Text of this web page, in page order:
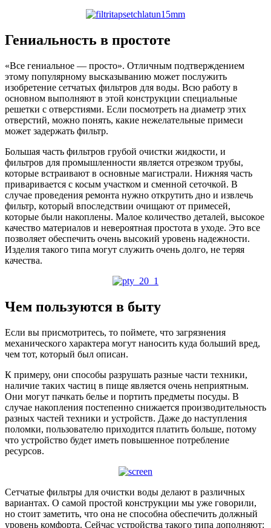
Гениальность в простоте
«Все гениальное — просто». Отличным подтверждением
этому популярному высказыванию может послужить
изобретение сетчатых фильтров для воды. Всю работу в
основном выполняют в этой конструкции специальные
решетки с отверстиями. Если посмотреть на диаметр этих
отверстий, можно понять, какие нежелательные примеси
может задержать фильтр.
Большая часть фильтров грубой очистки жидкости, и
фильтров для промышленности является отрезком трубы,
которые встраивают в основные магистрали. Нижняя часть
приваривается с косым участком и сменной сеточкой. В
случае проведения ремонта нужно открутить дно и извлечь
фильтр, который впоследствии очищают от примесей,
которые были накоплены. Малое количество деталей, высокое
качество материалов и невероятная простота в уходе. Это все
позволяет обеспечить очень высокий уровень надежности.
Изделия такого типа могут служить очень долго, не теряя
качества.
Чем пользуются в быту
Если вы присмотритесь, то поймете, что загрязнения
механического характера могут наносить куда больший вред,
чем тот, который был описан.
К примеру, они способы разрушать разные части техники,
наличие таких частиц в пище является очень неприятным.
Они могут пачкать белье и портить предметы посуды. В
случае накопления постепенно снижается производительность
разных частей техники и устройств. Даже до наступления
поломки, пользователю приходится платить больше, потому
что устройство будет иметь повышенное потребление
ресурсов.
Сетчатые фильтры для очистки воды делают в различных
вариантах. О самой простой конструкции мы уже говорили,
но стоит заметить, что она не способна обеспечить должный
уровень комфорта. Сейчас устройства такого типа дополняют: